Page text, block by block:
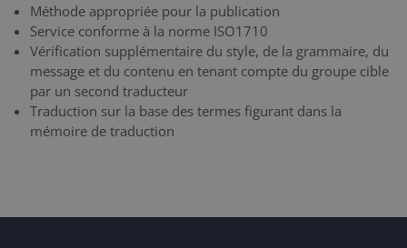
Méthode appropriée pour la publication
Service conforme à la norme ISO1710
Vérification supplémentaire du style, de la grammaire, du
message et du contenu en tenant compte du groupe cible
par un second traducteur
Traduction sur la base des termes figurant dans la
mémoire de traduction